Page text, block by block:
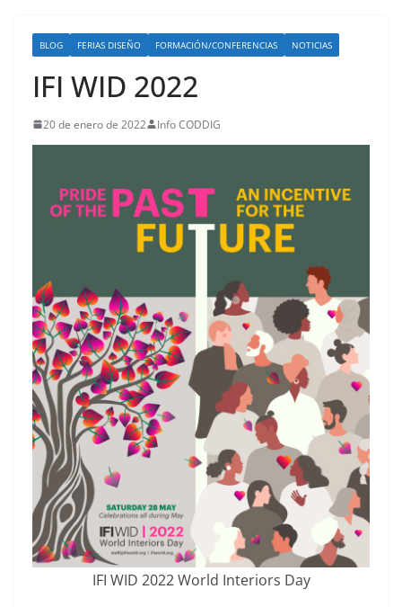
BLOG FERIAS DISEÑO FORMACIÓN/CONFERENCIAS NOTICIAS
IFI WID 2022
20 de enero de 2022 Info CODDIG
IFI WID 2022 World Interiors Day